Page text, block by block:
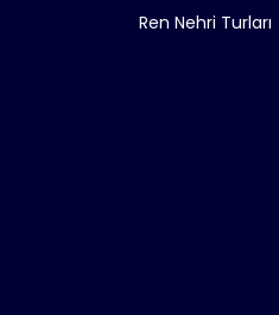
Ren Nehri Turları